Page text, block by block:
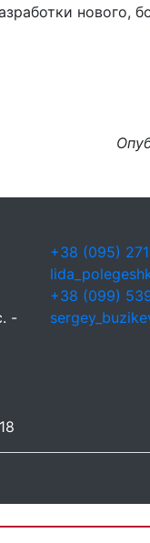
нового,
-
+38 (095)
+38 (099)